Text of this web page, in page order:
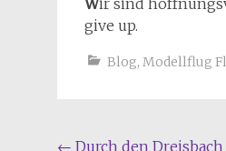
Wir sind
give up.
Blog, Modellflug
← Durch den